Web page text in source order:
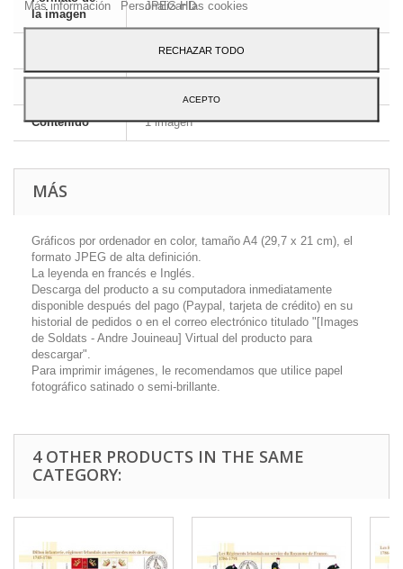
la imagen
JPEG HD
A4 - 29,7 x 21 cm
Contenido 1 imagen
MÁS
Gráficos por ordenador en color, tamaño A4 (29,7 x 21 cm), el
formato JPEG de alta definición.
La leyenda en francés e Inglés.
Descarga del producto a su computadora inmediatamente
disponible después del pago (Paypal, tarjeta de crédito) en su
historial de pedidos o en el correo electrónico titulado "[Images
de Soldats - Andre Jouineau] Virtual del producto para
descargar".
Para imprimir imágenes, le recomendamos que utilice papel
fotográfico satinado o semi-brillante.
4 OTHER PRODUCTS IN THE SAME
CATEGORY:
Más información
Personalizar las cookies
RECHAZAR TODO
ACEPTO